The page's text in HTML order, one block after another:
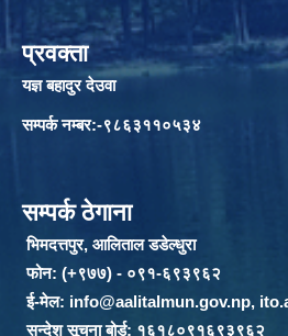
प्रवक्ता
यज्ञ बहादुर देउवा
सम्पर्क नम्बर:-९८६३११०५३४
सम्पर्क ठेगाना
भिमदत्तपुर, आलिताल डडेल्धुरा
फोन: (+९७७) - ०९१-६९३९६२
ई-मेल: info@aalitalmun.gov.np,
सन्देश सूचना बोर्ड: १६१८०९१६९३९६२